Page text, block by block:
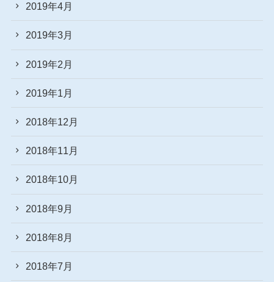
2019年4月
2019年3月
2019年2月
2019年1月
2018年12月
2018年11月
2018年10月
2018年9月
2018年8月
2018年7月